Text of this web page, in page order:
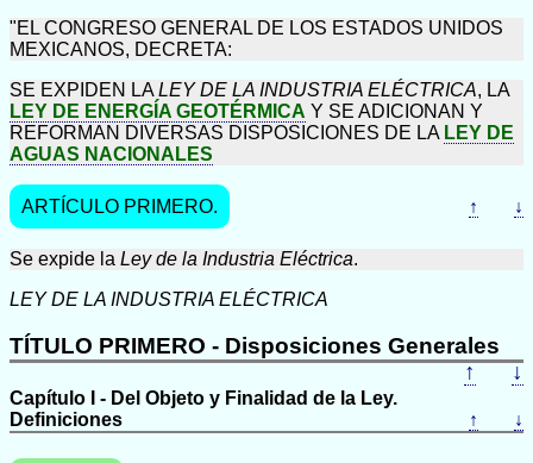
"EL CONGRESO GENERAL DE LOS ESTADOS UNIDOS
MEXICANOS, DECRETA:
SE EXPIDEN LALEY DE LA INDUSTRIA ELÉCTRICA, LA
LEY DE ENERGÍA GEOTÉRMICA Y SE ADICIONAN Y
REFORMAN DIVERSAS DISPOSICIONES DE LA LEY DE
AGUAS NACIONALES
ARTÍCULO PRIMERO. ↑ ↓
Se expide la Ley de la Industria Eléctrica.
LEY DE LA INDUSTRIA ELÉCTRICA
TÍTULO PRIMERO - Disposiciones Generales
↑
↓
Capítulo I - Del Objeto y Finalidad de la Ley.
Definiciones
↑ ↓